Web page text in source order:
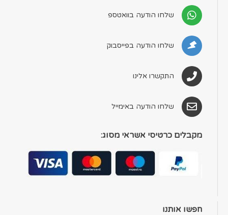
שלחו הודעה בוואטספ
שלחו הודעה בפייסבוק
התקשרו אלינו
שלחו הודעה באימייל
מקבלים כרטיסי אשראי מסוג:
חפשו אותנו